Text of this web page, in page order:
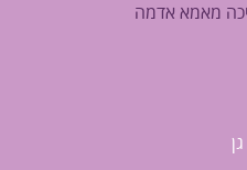
מאמא אדמה